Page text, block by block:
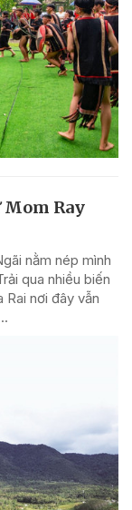
Mom Ray
nằm nép mình
qua nhiều biến
nơi đây vẫn